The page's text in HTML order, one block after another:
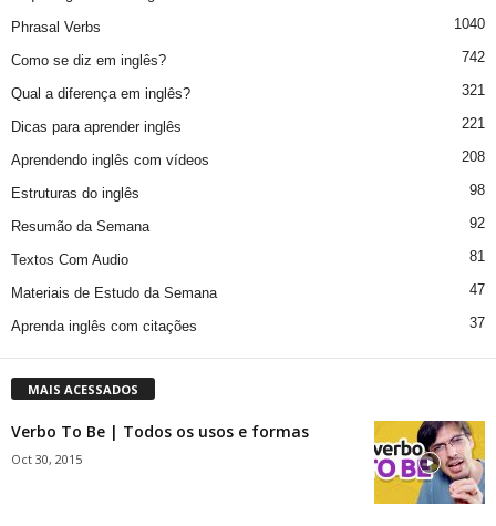
Phrasal Verbs 1040
Como se diz em inglês? 742
Qual a diferença em inglês? 321
Dicas para aprender inglês 221
Aprendendo inglês com vídeos 208
Estruturas do inglês 98
Resumão da Semana 92
Textos Com Audio 81
Materiais de Estudo da Semana 47
Aprenda inglês com citações 37
MAIS ACESSADOS
Verbo To Be | Todos os usos e formas
Oct 30, 2015